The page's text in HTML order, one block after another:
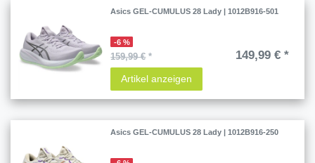
Asics GEL-CUMULUS 28 Lady | 1012B916-501
-6 %
159,99 €* 149,99 € *
Artikel anzeigen
Asics GEL-CUMULUS 28 Lady | 1012B916-250